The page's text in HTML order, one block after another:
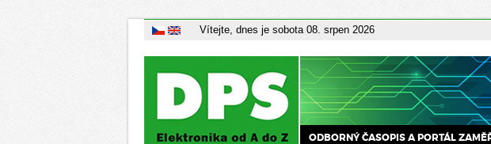
Vítejte, dnes je sobota 08. srpen 2026
ODBORNÝ ČASOPIS A PORTÁL